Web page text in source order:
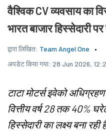
वैश्विक CV व्यवसाय का
भारत बाजार हिस्सेदारी
द्वारा लिखित: Team Angel One
अपडेट किया गया: 28 Jun 2026,
टाटा मोटर्स इवेको
वित्तीय वर्ष 28 तक 40%
हिस्सेदारी का लक्ष्य बना रही